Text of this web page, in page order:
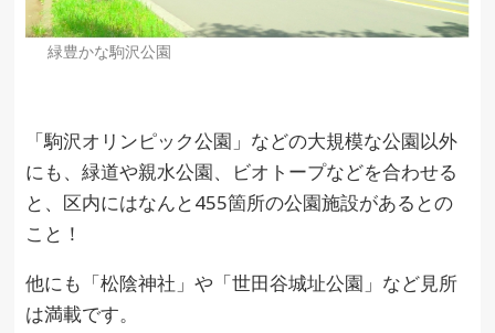
緑豊かな駒沢公園
「駒沢オリンピック公園」などの大規模な公園以外
にも、緑道や親水公園、ビオトープなどを合わせる
と、区内にはなんと455箇所の公園施設があるとの
こと！
他にも「松陰神社」や「世田谷城址公園」など見所
は満載です。